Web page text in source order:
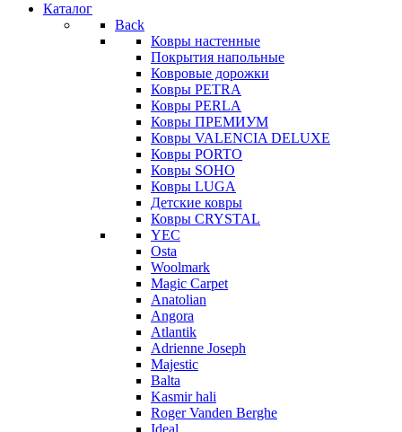
Каталог
Back
Ковры настенные
Покрытия напольные
Ковровые дорожки
Ковры PETRA
Ковры PERLA
Ковры ПРЕМИУМ
Ковры VALENCIA DELUXE
Ковры PORTO
Ковры SOHO
Ковры LUGA
Детские ковры
Ковры CRYSTAL
YEC
Osta
Woolmark
Magic Carpet
Anatolian
Angora
Atlantik
Adrienne Joseph
Majestic
Balta
Kasmir hali
Roger Vanden Berghe
Ideal